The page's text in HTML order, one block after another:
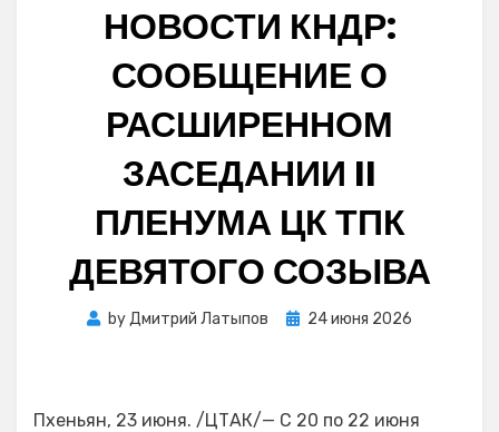
НОВОСТИ КНДР:
СООБЩЕНИЕ О
РАСШИРЕННОМ
ЗАСЕДАНИИ II
ПЛЕНУМА ЦК ТПК
ДЕВЯТОГО СОЗЫВА
byДмитрий Латыпов
Posted
24 июня 2026
Пхеньян, 23 июня. /ЦТАК/— С 20 по 22 июня